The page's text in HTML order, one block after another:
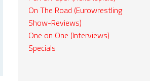
On The Road (Eurowrestling
Show-Reviews)
One on One (Interviews)
Specials